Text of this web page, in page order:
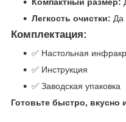
Легкость очистки: Да
Комплектация:
✅ Настольная
✅ Инструкция
✅ Заводская упаковка
Готовьте быстро, вкусно